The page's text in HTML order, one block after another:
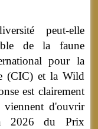
peut-elle
de la faune
pour la
(CIC) et la Wild
est clairement
viennent d'ouvrir
2026 du Prix